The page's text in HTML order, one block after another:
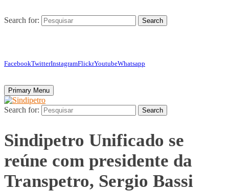
Search for: Search
FacebookTwitterInstagramFlickrYoutubeWhatsapp
Primary Menu
Search for: Search
Sindipetro Unificado se
reúne com presidente da
Transpetro, Sergio Bassi